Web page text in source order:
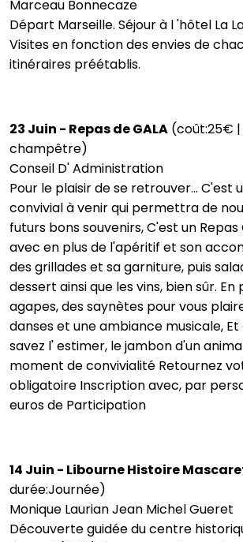
Marceau Bonnecaze
Départ Marseille. Séjour à l 'hôtel La
Visites en fonction des envies de
itinéraires préétablis.
23 Juin - Repas de GALA (coût:25€ |
champêtre)
Conseil D' Administration
Pour le plaisir de se retrouver... C'est
convivial à venir qui permettra de
futurs bons souvenirs, C'est un
avec en plus de l'apéritif et son
des grillades et sa garniture, puis
dessert ainsi que les vins, bien sûr. En
agapes, des saynètes pour vous
danses et une ambiance musicale, Et
savez l' estimer, le jambon d'un
moment de convivialité Retournez
obligatoire Inscription avec, par
euros de Participation
14 Juin - Libourne Histoire
durée:Journée)
Monique Laurian Jean Michel Gueret
Découverte guidée du centre